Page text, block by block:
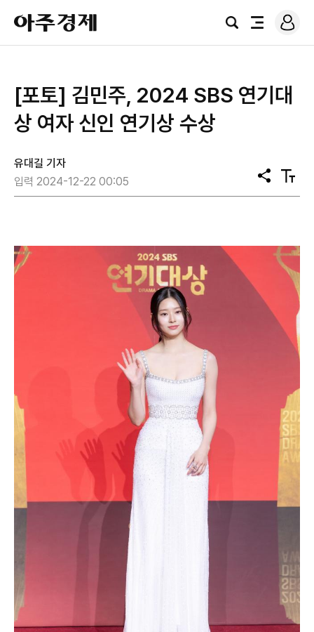
아
주
경
검
전
로
그
[포토] 김민주, 2024 SBS 연기대
상 여자 신인 연기상 수상
유대길 기자
입력 2024-12-22 00:05
공
유
텍
스